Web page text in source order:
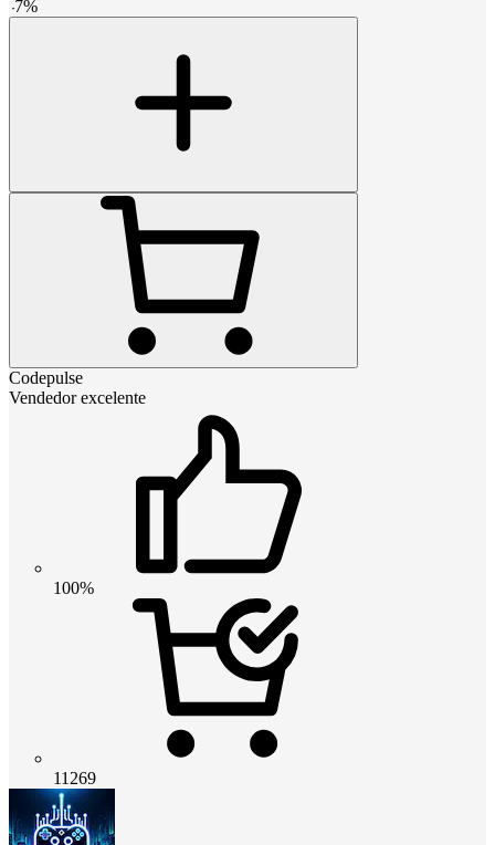
-7%
Codepulse
Vendedor excelente
100%
11269